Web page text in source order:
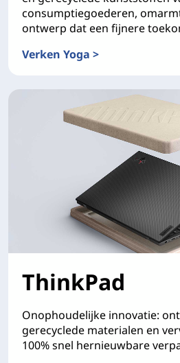
consumptiegoederen,
ontwerp dat een fijnere
Verken Yoga >
ThinkPad
Onophoudelijke innovatie:
gerecyclede materialen en
100% snel hernieuwbare